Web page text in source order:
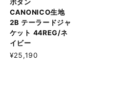
ボタン
CANONICO生地
2B テーラードジャ
ケット 44REG/ネ
イビー
¥25,190